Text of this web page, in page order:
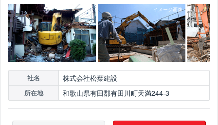
社名 株式会社松葉建設
所在地 和歌山県有田郡有田川町天満244-3